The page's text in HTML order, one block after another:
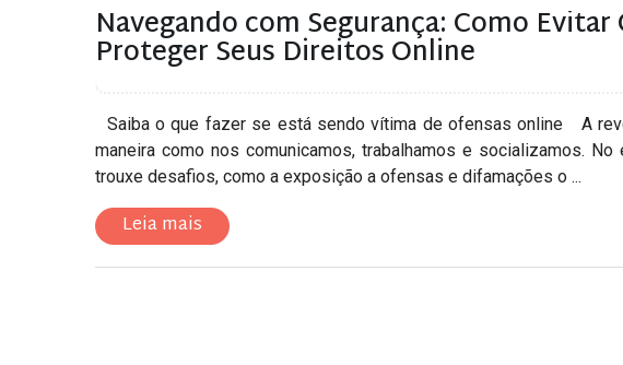
Navegando com Segurança: Como Evitar
Proteger Seus Direitos Online
Saiba o que fazer se está sendo vítima de ofensas online A
maneira como nos comunicamos, trabalhamos e socializamos.
trouxe desafios, como a exposição a ofensas e difamações o ...
Leia mais